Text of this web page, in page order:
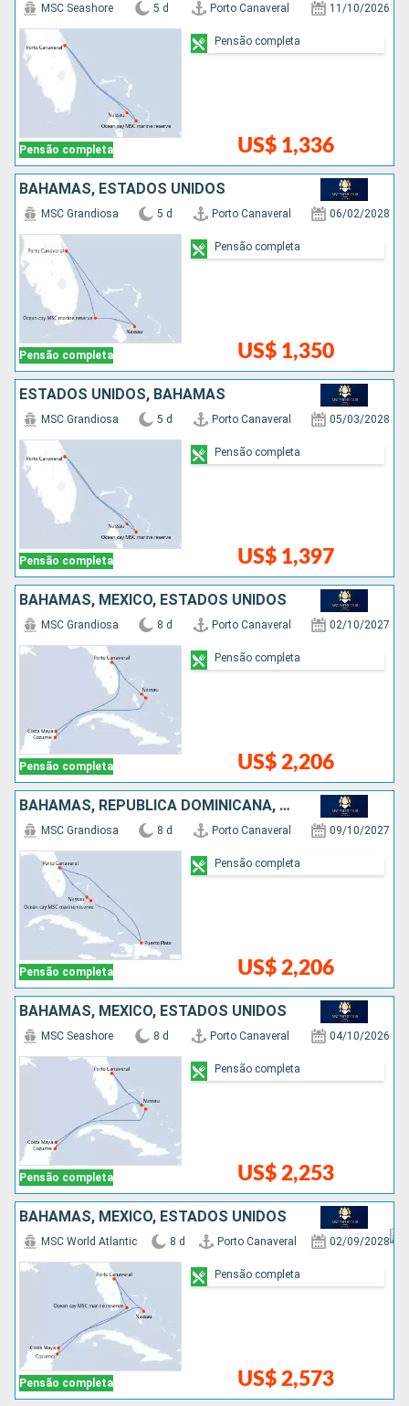
Pensão completa
MSC Seashore 5 d Porto Canaveral 11/10/2026
US$ 1,336
Pensão completa
BAHAMAS, ESTADOS UNIDOS
Pensão completa
MSC Grandiosa 5 d Porto Canaveral 06/02/2028
US$ 1,350
Pensão completa
ESTADOS UNIDOS, BAHAMAS
Pensão completa
MSC Grandiosa 5 d Porto Canaveral 05/03/2028
US$ 1,397
Pensão completa
BAHAMAS, MÉXICO, ESTADOS UNIDOS
Pensão completa
MSC Grandiosa 8 d Porto Canaveral 02/10/2027
US$ 2,206
Pensão completa
BAHAMAS, REPUBLICA DOMINICANA, ESTADOS UNIDOS
Pensão completa
MSC Grandiosa 8 d Porto Canaveral 09/10/2027
US$ 2,206
Pensão completa
BAHAMAS, MÉXICO, ESTADOS UNIDOS
Pensão completa
MSC Seashore 8 d Porto Canaveral 04/10/2026
US$ 2,253
Pensão completa
BAHAMAS, MÉXICO, ESTADOS UNIDOS
Pensão completa
MSC World Atlantic 8 d Porto Canaveral 02/09/2028
US$ 2,573
Pensão completa